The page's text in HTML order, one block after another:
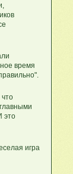
время
это
игра